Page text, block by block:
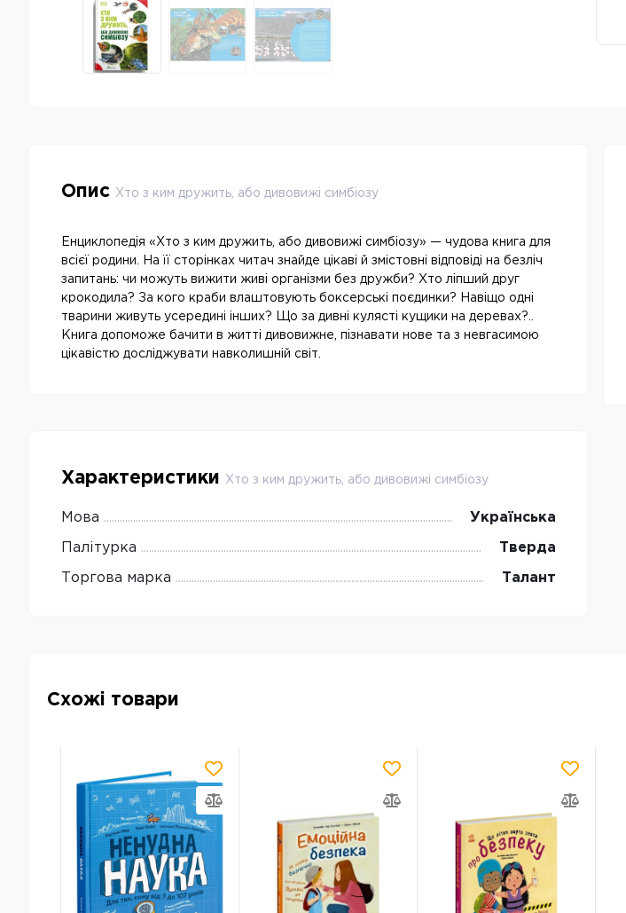
Опис Хто з ким дружить, або дивовижі симбіозу
Енциклопедія «Хто з ким дружить, або дивовижі симбіозу» — чудова книга для
всієї родини. На її сторінках читач знайде цікаві й змістовні відповіді на безліч
запитань: чи можуть вижити живі організми без дружби? Хто ліпший друг
крокодила? За кого краби влаштовують боксерські поєдинки? Навіщо одні
тварини живуть усередині інших? Що за дивні кулясті кущики на деревах?..
Книга допоможе бачити в житті дивовижне, пізнавати нове та з невгасимою
цікавістю досліджувати навколишній світ.
Характеристики Хто з ким дружить, або дивовижі симбіозу
Мова Українська
Палітурка Тверда
Торгова марка Талант
Схожі товари